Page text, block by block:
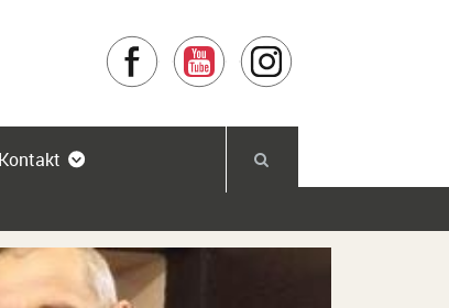
Facebook YouTube
Kontakt